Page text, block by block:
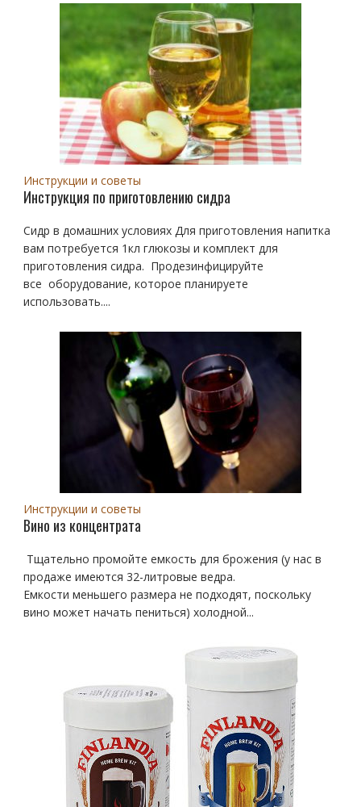
Инструкции и советы
Инструкция по приготовлению сидра
Сидр в домашних условиях Для приготовления напитка
вам потребуется 1кл глюкозы и комплект для
приготовления сидра. Продезинфицируйте
все оборудование, которое планируете
использовать....
Инструкции и советы
Вино из концентрата
Тщательно промойте емкость для брожения (у нас в
продаже имеются 32-литровые ведра.
Емкости меньшего размера не подходят, поскольку
вино может начать пениться) холодной...